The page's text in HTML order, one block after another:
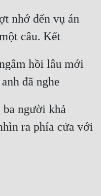
nhớ đến vụ án
câu. Kết
hồi lâu mới
đã nghe
ba người khả
ra phía cửa với